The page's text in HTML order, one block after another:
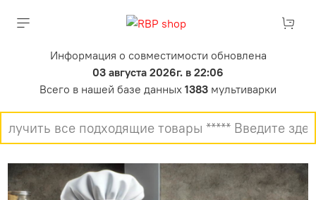
Информация о совместимости обновлена
03 августа 2026г. в 22:06
Всего в нашей базе данных 1383 мультиварки